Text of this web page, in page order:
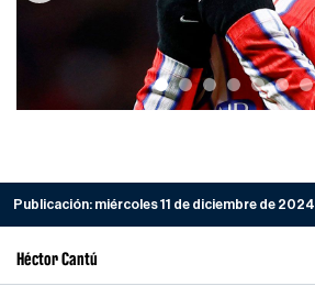
Publicación: miércoles 11 de diciembre de 2024
Héctor Cantú